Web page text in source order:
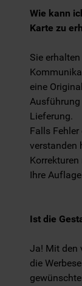
Wie kann
Karte zu
Sie
eine
Ausführung
Lieferung.
Falls
verstanden
Ihre
Ist die
Ja! Mit den
die